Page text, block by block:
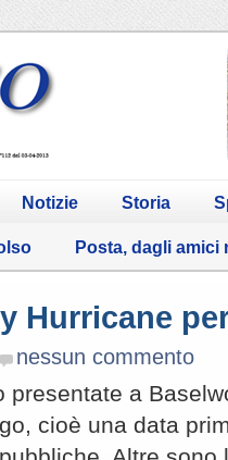
Notizie Storia
Posta, dagli amici
Hurricane
nessun commento
presentate a
cioè una data